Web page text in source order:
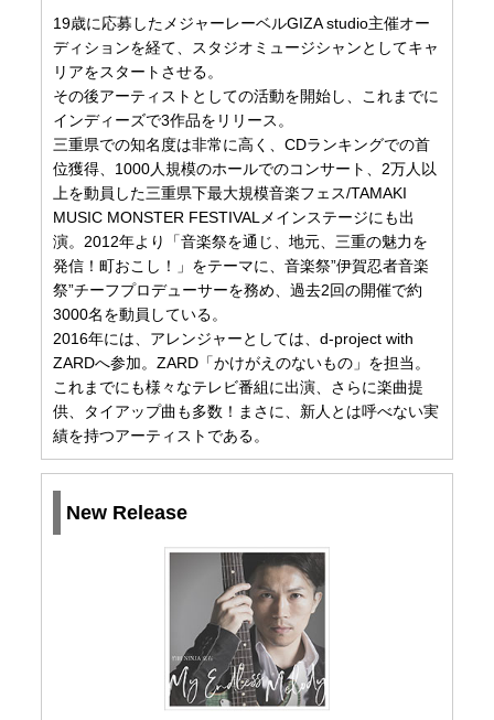
19歳に応募したメジャーレーベルGIZA studio主催オー
ディションを経て、スタジオミュージシャンとしてキャ
リアをスタートさせる。
その後アーティストとしての活動を開始し、これまでに
インディーズで3作品をリリース。
三重県での知名度は非常に高く、CDランキングでの首
位獲得、1000人規模のホールでのコンサート、2万人以
上を動員した三重県下最大規模音楽フェス/TAMAKI
MUSIC MONSTER FESTIVALメインステージにも出
演。2012年より「音楽祭を通じ、地元、三重の魅力を
発信！町おこし！」をテーマに、音楽祭”伊賀忍者音楽
祭”チーフプロデューサーを務め、過去2回の開催で約
3000名を動員している。
2016年には、アレンジャーとしては、d-project with
ZARDへ参加。ZARD「かけがえのないもの」を担当。
これまでにも様々なテレビ番組に出演、さらに楽曲提
供、タイアップ曲も多数！まさに、新人とは呼べない実
績を持つアーティストである。
New Release